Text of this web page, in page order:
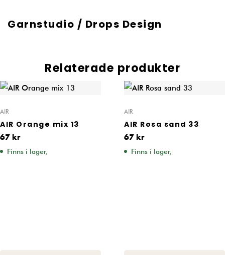
Garnstudio / Drops Design
Relaterade produkter
AIR
AIR Orange mix 13
67 kr
Finns i lager,
AIR
AIR Rosa sand 33
67 kr
Finns i lager,